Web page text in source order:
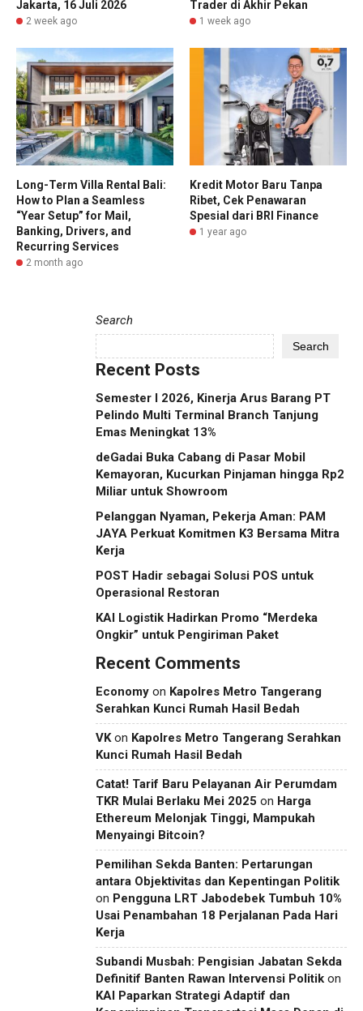
Jakarta, 16 Juli 2026
2 week ago
Trader di Akhir Pekan
1 week ago
Long-Term Villa Rental Bali:
How to Plan a Seamless
“Year Setup” for Mail,
Banking, Drivers, and
Recurring Services
2 month ago
Kredit Motor Baru Tanpa
Ribet, Cek Penawaran
Spesial dari BRI Finance
1 year ago
Search
Search
Recent Posts
Semester I 2026, Kinerja Arus Barang PT
Pelindo Multi Terminal Branch Tanjung
Emas Meningkat 13%
deGadai Buka Cabang di Pasar Mobil
Kemayoran, Kucurkan Pinjaman hingga Rp2
Miliar untuk Showroom
Pelanggan Nyaman, Pekerja Aman: PAM
JAYA Perkuat Komitmen K3 Bersama Mitra
Kerja
POST Hadir sebagai Solusi POS untuk
Operasional Restoran
KAI Logistik Hadirkan Promo “Merdeka
Ongkir” untuk Pengiriman Paket
Recent Comments
Economy on Kapolres Metro Tangerang
Serahkan Kunci Rumah Hasil Bedah
VKon Kapolres Metro Tangerang Serahkan
Kunci Rumah Hasil Bedah
Catat! Tarif Baru Pelayanan Air Perumdam
TKR Mulai Berlaku Mei 2025 on Harga
Ethereum Melonjak Tinggi, Mampukah
Menyaingi Bitcoin?
Pemilihan Sekda Banten: Pertarungan
antara Objektivitas dan Kepentingan Politik
on Pengguna LRT Jabodebek Tumbuh 10%
Usai Penambahan 18 Perjalanan Pada Hari
Kerja
Subandi Musbah: Pengisian Jabatan Sekda
Definitif Banten Rawan Intervensi Politik on
KAI Paparkan Strategi Adaptif dan